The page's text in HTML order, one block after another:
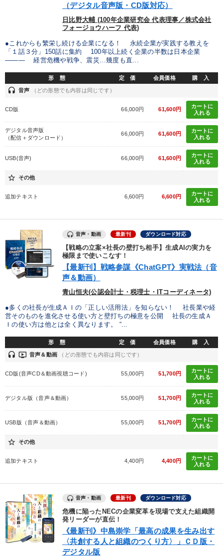
最新技術・トレンド 経営戦略・経営実務
最新トレンドと時代の潮流を押さえる
全国経営者セミナー収録〈売れ筋・人気〉音声＆動画20選
資産戦略 井上和弘の財務力UP 148回夏季大会
2025年春季全国経営者セミナー収録講演ＣＤ・講演ＤＶＤ・デジ
タル版（音声／動画ストリーミング・ダウンロード）
リーダーの魅力向上
キーワード
不動産 ランチェスター戦略
思考法 経済予測
local_offer タグから探す
すべての音声・動画（全2077タイトル）からお探しいただけます
タグ・キーワード
MBA
成功哲学 インフレ対策・値上げ デザイン
経営計画 ランチェスター戦略 トレンド 広報・PR
通販 資産保全 多様性・ダイバーシティ
（デジタル音声版・CD版対応）
日比野大輔 (100年企業研究会 代表理事／株式会社
フォージョウハーフ 代表)
●これからも繁栄し続ける企業になる！ 永続企業が実践する教えを
「１話３分」150話に集約 100年以上続く企業の半数は日本企業
――― 経営危機や戦争、震災…幾度も直...
形 態 定 価 会員価格 購 入
headset 音声 （どの形態でも内容は同じです）
CD版 66,000円 61,600円
カートに
入れる
デジタル音声版
（配信＋ダウンロード）
66,000円 61,600円
カートに
入れる
USB(音声) 66,000円 61,600円
カートに
入れる
star_border その他
追加テキスト 6,600円 6,600円
カートに
入れる
音声・動画 最新刊 ダウンロード対応
【戦略の立案×社長の壁打ち相手】生成AIの実力を
極限まで使いこなす！
【最新刊】戦略参謀《ChatGPT》実戦法（音
声＆動画）
青山恒夫(公認会計士・税理士・ITコーディネータ)
●多くの社長が生成ＡＩの「正しい活用法」を知らない！ 社長業や経
営そのものを進化させる使い方と壁打ちの極意を公開 社長の生成Ａ
Ｉの使い方は他とは全く異なります。 “...
形 態 定 価 会員価格 購 入
headset ondemand_video 音声＆動画 （どの形態でも内容は同じです）
CD版(音声CD＆動画視聴コード) 55,000円 51,700円
カートに
入れる
デジタル版（音声＆動画） 55,000円 51,700円
カートに
入れる
USB版（音声＆動画） 55,000円 51,700円
カートに
入れる
star_border その他
追加テキスト 4,400円 4,400円
カートに
入れる
音声・動画 最新刊 ダウンロード対応
危機に陥ったNECの企業変革を現場で支えた組織開
発リーダーが直伝！
《最新刊》中島崇学「最高の成果を生み出す
〈共創する人と組織のつくり方〉」ＣＤ版・
デジタル版